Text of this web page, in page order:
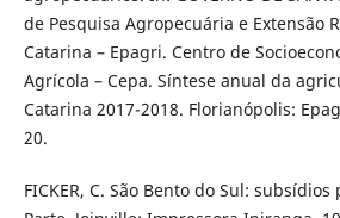
de Pesquisa Agropecuária e Extensão
Catarina – Epagri. Centro de
Agrícola – Cepa. Síntese anual da
Catarina 2017-2018. Florianópolis:
20.
FICKER, C. São Bento do Sul: